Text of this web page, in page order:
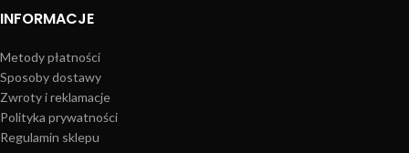
INFORMACJE
Metody płatności
Sposoby dostawy
Zwroty i reklamacje
Polityka prywatności
Regulamin sklepu